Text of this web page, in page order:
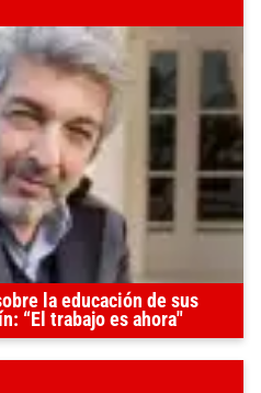
la educación de sus
“El trabajo es ahora"